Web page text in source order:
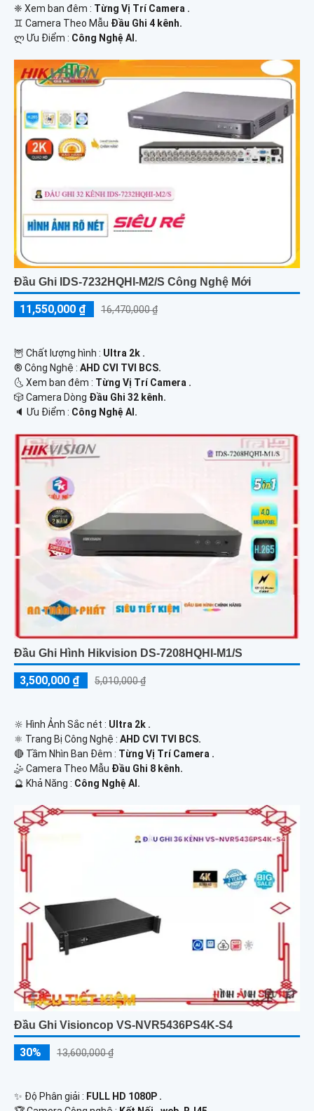
❈ Xem ban đêm : Từng Vị Trí Camera .
♊ Camera Theo Mẫu Đầu Ghi 4 kênh.
️ლ Ưu Điểm : Công Nghệ AI.
Đầu Ghi IDS-7232HQHI-M2/S Công Nghệ Mới
11,550,000 ₫ 16,470,000 ₫
🦉 Chất lượng hình : Ultra 2k .
®️ Công Nghệ : AHD CVI TVI BCS.
🌜 Xem ban đêm : Từng Vị Trí Camera .
🎲 Camera Dòng Đầu Ghi 32 kênh.
️🔈 Ưu Điểm : Công Nghệ AI.
Đầu Ghi Hình Hikvision DS-7208HQHI-M1/S
3,500,000 ₫ 5,010,000 ₫
🔆 Hình Ảnh Sắc nét : Ultra 2k .
⚛️ Trang Bị Công Nghệ : AHD CVI TVI BCS.
🔴 Tầm Nhìn Ban Đêm : Từng Vị Trí Camera .
🤹 Camera Theo Mẫu Đầu Ghi 8 kênh.
️🔮 Khả Năng : Công Nghệ AI.
Đầu Ghi Visioncop VS-NVR5436PS4K-S4
30% 13,600,000 ₫
✨ Độ Phân giải : FULL HD 1080P .